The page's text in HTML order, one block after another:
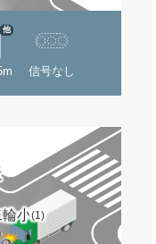
他
信号なし
小(1)